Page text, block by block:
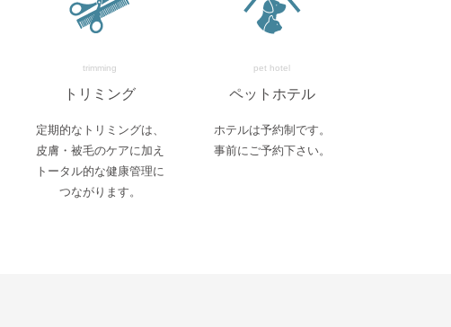
trimming
トリミング
定期的なトリミングは、
皮膚・被毛のケアに加え
トータル的な健康管理に
つながります。
pet hotel
ペットホテル
ホテルは予約制です。
事前にご予約下さい。